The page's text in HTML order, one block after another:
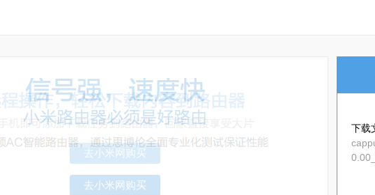
去小米网购买
下载